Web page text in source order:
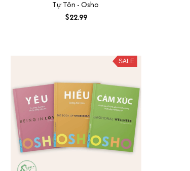
Tự Tôn - Osho
$22.99
SALE